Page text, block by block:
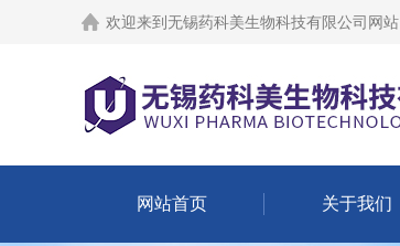
欢迎来到 无锡药科美生物科技有限公司网站
网站首页 关于我们